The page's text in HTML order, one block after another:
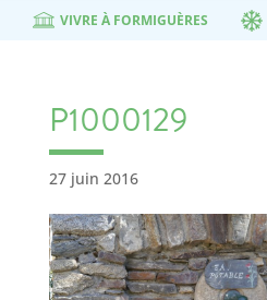
VIVRE À FORMIGUÈRES
P1000129
27 juin 2016